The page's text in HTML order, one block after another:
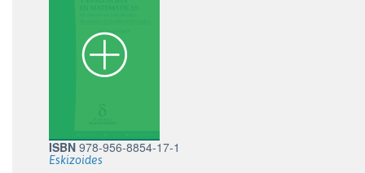
ISBN 978-956-8854-17-1
Eskizoides